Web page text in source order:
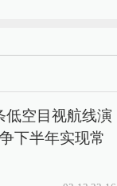
低空目视航线演
下半年实现常